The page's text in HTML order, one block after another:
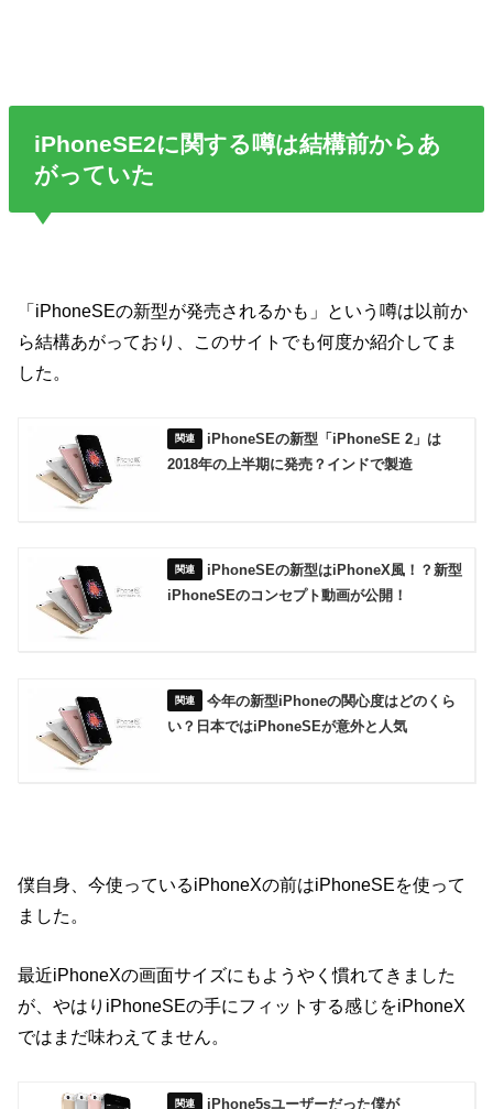
iPhoneSE2に関する噂は結構前からあ
がっていた
「iPhoneSEの新型が発売されるかも」という噂は以前か
ら結構あがっており、このサイトでも何度か紹介してま
した。
iPhoneSEの新型「iPhoneSE 2」は
2018年の上半期に発売？インドで製造
iPhoneSEの新型はiPhoneX風！？新型
iPhoneSEのコンセプト動画が公開！
今年の新型iPhoneの関心度はどのくら
い？日本ではiPhoneSEが意外と人気
僕自身、今使っているiPhoneXの前はiPhoneSEを使って
ました。
最近iPhoneXの画面サイズにもようやく慣れてきました
が、やはりiPhoneSEの手にフィットする感じをiPhoneX
ではまだ味わえてません。
iPhone5sユーザーだった僕が